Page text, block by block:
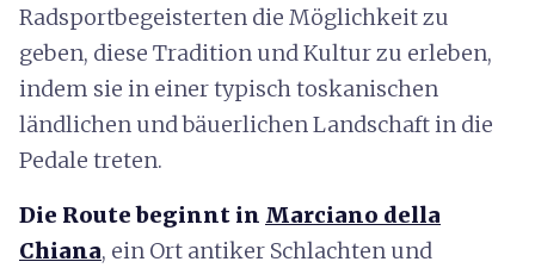
Radsportbegeisterten die Möglichkeit zu
geben, diese Tradition und Kultur zu erleben,
indem sie in einer typisch toskanischen
ländlichen und bäuerlichen Landschaft in die
Pedale treten.
Die Route beginnt in Marciano della
Chiana, ein Ort antiker Schlachten und